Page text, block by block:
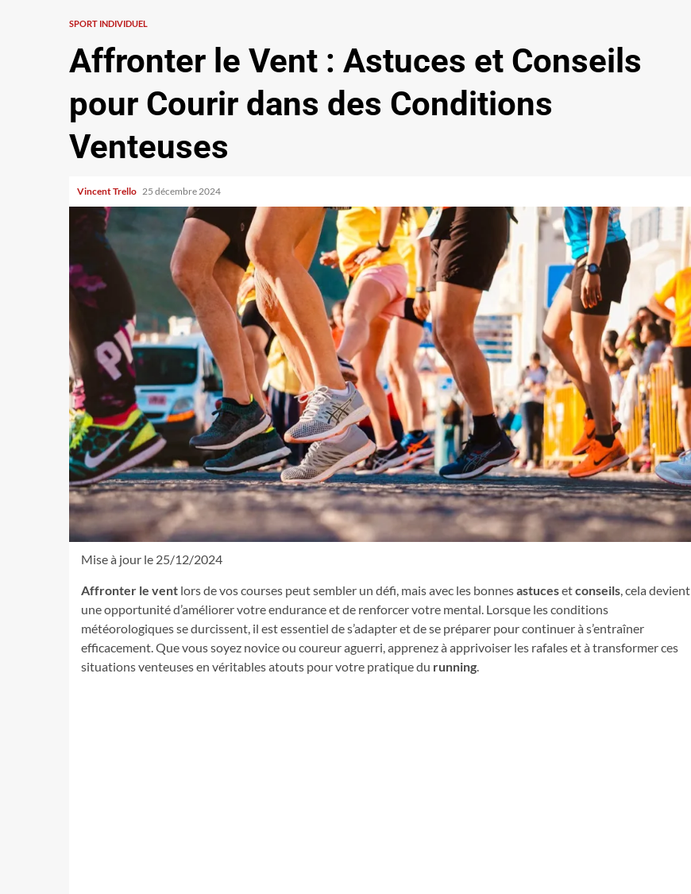
SPORT INDIVIDUEL
Affronter le Vent : Astuces et Conseils
pour Courir dans des Conditions
Venteuses
Vincent Trello 25 décembre 2024
Mise à jour le 25/12/2024
Affronter le vent lors de vos courses peut sembler un défi, mais avec les bonnesastucesetconseils, cela devient
une opportunité d’améliorer votre endurance et de renforcer votre mental. Lorsque les conditions
météorologiques se durcissent, il est essentiel de s’adapter et de se préparer pour continuer à s’entraîner
efficacement. Que vous soyez novice ou coureur aguerri, apprenez à apprivoiser les rafales et à transformer ces
situations venteuses en véritables atouts pour votre pratique du running.